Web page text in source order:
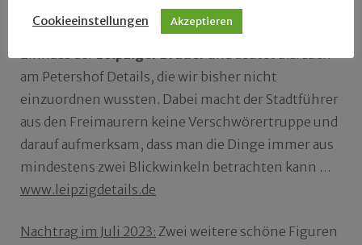
Führung nur empfehlen! Dr. Hempel erzählt von
der wirksamen Toleranz und dem erstaunlichen
Einfluss derLeipziger Brüderund deutet u.a. auch
am Petershof Details, die wir bisher nicht
einzuordnen wussten. Dabei macht der Stadtführer
aus den Freimaurern keine Verschwörertruppe und
darauf aufmerksam, dass man die Dinge immer aus
mindestens zwei Blickwinkeln betrachten kann …
www.leipzigdetails.de
Nachtrag im Juli 2023: Zwei weitere schöne Figuren
Cookieeinstellungen Akzeptieren